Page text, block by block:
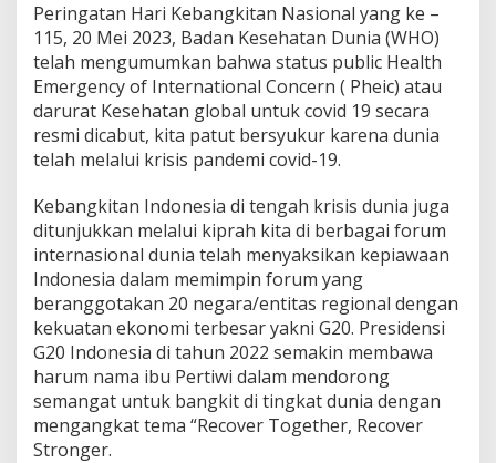
k
i
t
n
a
s
Peringatan Hari Kebangkitan Nasional yang ke –
115, 20 Mei 2023, Badan Kesehatan Dunia (WHO)
telah mengumumkan bahwa status public Health
Emergency of International Concern ( Pheic) atau
darurat Kesehatan global untuk covid 19 secara
resmi dicabut, kita patut bersyukur karena dunia
telah melalui krisis pandemi covid-19.
Kebangkitan Indonesia di tengah krisis dunia juga
ditunjukkan melalui kiprah kita di berbagai forum
internasional dunia telah menyaksikan kepiawaan
Indonesia dalam memimpin forum yang
beranggotakan 20 negara/entitas regional dengan
kekuatan ekonomi terbesar yakni G20. Presidensi
G20 Indonesia di tahun 2022 semakin membawa
harum nama ibu Pertiwi dalam mendorong
semangat untuk bangkit di tingkat dunia dengan
mengangkat tema “Recover Together, Recover
Stronger.